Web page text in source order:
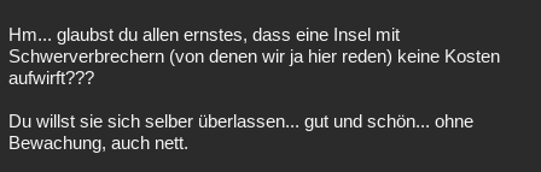
Hm... glaubst du allen ernstes, dass eine Insel mit
Schwerverbrechern (von denen wir ja hier reden) keine Kosten
aufwirft???
Du willst sie sich selber überlassen... gut und schön... ohne
Bewachung, auch nett.